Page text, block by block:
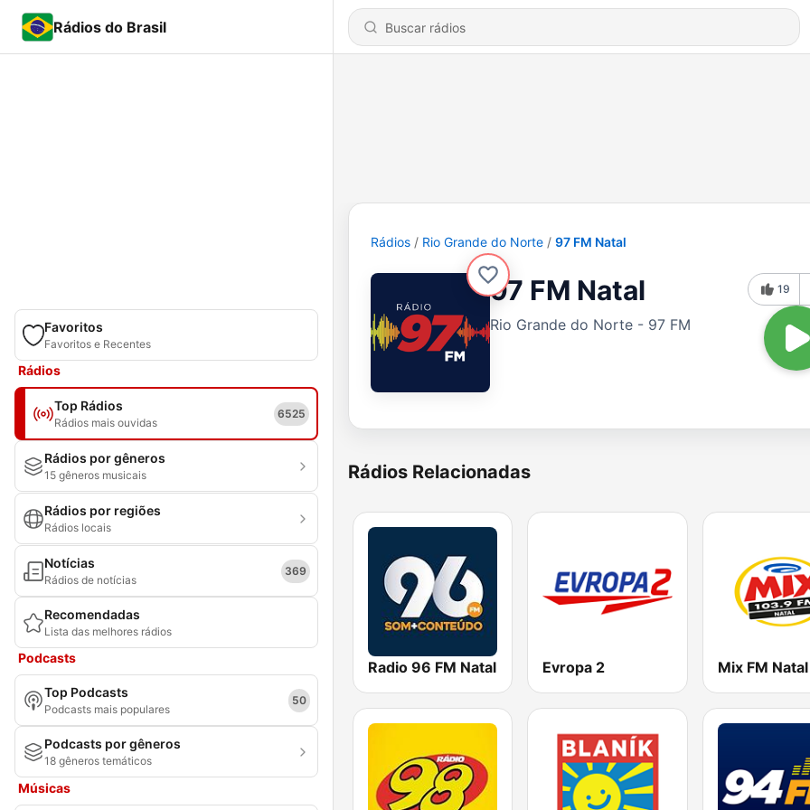
Rádios do Brasil
Favoritos
Favoritos e Recentes
Rádios
Top Rádios
Rádios mais ouvidas
6525
Rádios por gêneros
15 gêneros musicais
Rádios por regiões
Rádios locais
Notícias
Rádios de notícias
369
Recomendadas
Lista das melhores rádios
Podcasts
Top Podcasts
Podcasts mais populares
50
Podcasts por gêneros
18 gêneros temáticos
Músicas
Rádios Rio Grande do Norte 97 FM Natal
97 FM Natal
Rio Grande do Norte - 97 FM
19
Rádios Relacionadas
Radio 96 FM Natal Evropa 2 Mix FM Natal